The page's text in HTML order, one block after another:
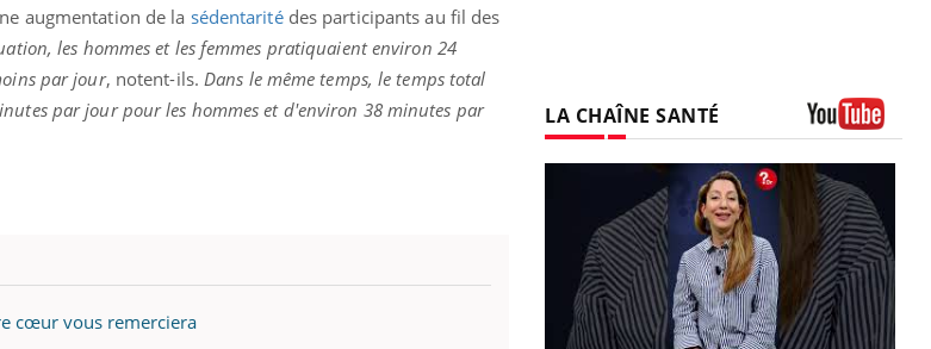
augmentation de la sédentaritédes participants au fil des
les hommes et les femmes pratiquaient environ 24
par jour, notent-ils. Dans le même temps, le temps total
par jour pour les hommes et d'environ 38 minutes par
cœur vous remerciera
LA CHAÎNE SANTÉ